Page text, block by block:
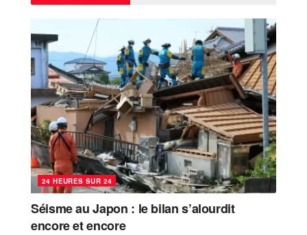
24 HEURES SUR 24
Séisme au Japon : le bilan s’alourdit
encore et encore